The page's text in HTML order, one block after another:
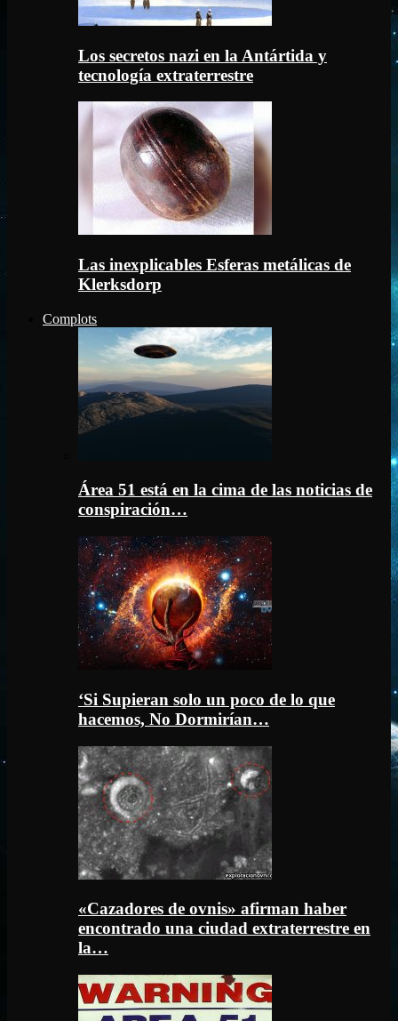
Los secretos nazi en la Antártida y
tecnología extraterrestre
Las inexplicables Esferas metálicas de
Klerksdorp
Complots
Área 51 está en la cima de las noticias de
conspiración…
‘Si Supieran solo un poco de lo que
hacemos, No Dormirían…
«Cazadores de ovnis» afirman haber
encontrado una ciudad extraterrestre en
la…